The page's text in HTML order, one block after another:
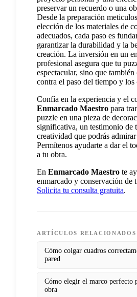
preservar un recuerdo o una
Desde la preparación
elección de los materiales de
adecuados, cada paso es
garantizar la durabilidad y la
creación. La inversión en un
profesional asegura que tu
espectacular, sino que
contra el paso del tiempo y los
Confía en la experiencia y el
Enmarcado Maestro para
puzzle en una pieza de
significativa, un testimonio de
creatividad que podrás
Permítenos ayudarte a dar el
a tu obra.
En Enmarcado Maestro te
enmarcado y conservación de
Solicita tu consulta gratuita.
ARTÍCULOS RELACIONADOS
Cómo colgar cuadros
pared
Cómo elegir el marco perfecto
obra